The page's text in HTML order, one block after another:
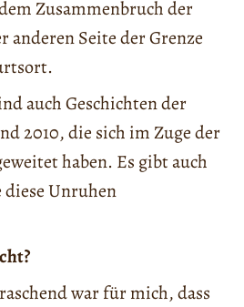
Zusammenbruch der
anderen Seite der Grenze
auch Geschichten der
2010, die sich im Zuge der
haben. Es gibt auch
Unruhen
war für mich, dass